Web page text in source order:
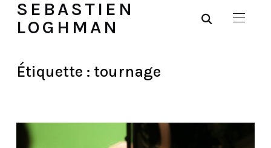
SEBASTIEN
LOGHMAN
Étiquette : tournage